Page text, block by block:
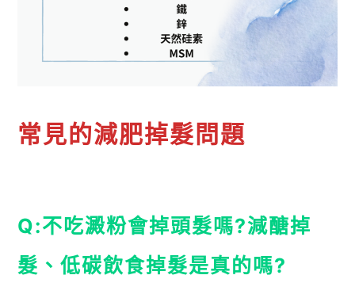
常見的減肥掉髮問題
Q:不吃澱粉會掉頭髮嗎?減醣掉
髮、低碳飲食掉髮是真的嗎?